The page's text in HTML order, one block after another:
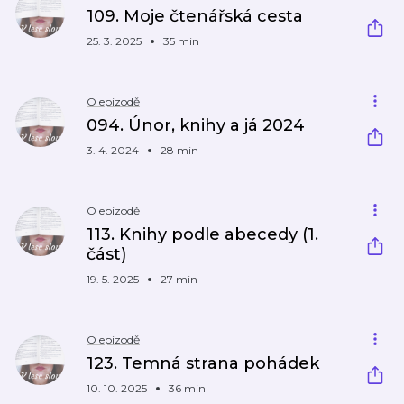
109. Moje čtenářská cesta
25. 3. 2025 35 min
O epizodě
094. Únor, knihy a já 2024
3. 4. 2024 28 min
O epizodě
113. Knihy podle abecedy (1.
část)
19. 5. 2025 27 min
O epizodě
123. Temná strana pohádek
10. 10. 2025 36 min